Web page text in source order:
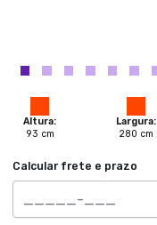
Altura:
93 cm
Largura:
280 cm
Calcular frete e prazo